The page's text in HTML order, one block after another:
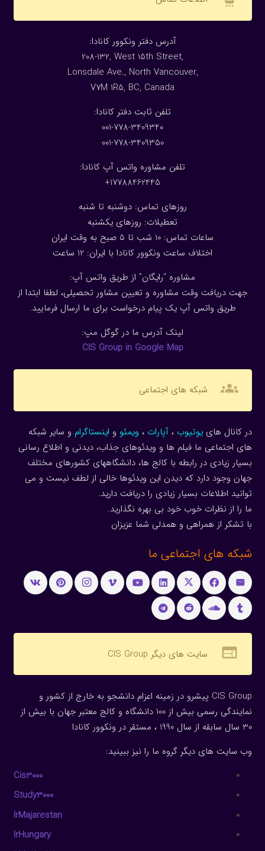
:آدرس دفتر ونکوور کانادا
208-132, West 15th Street,
Lonsdale Ave., North Vancouver,
V7M 1R5, BC, Canada
:تلفن ثابت دفتر کانادا
001-778-3409340
001-778-3409350
تلفن مشاوره واتس آپ کانادا:
17788462445+
روزهای تماس: دوشنبه تا شنبه
تعطیلات: روزهای یکشنبه
ساعات تماس: 10 شب تا 5 صبح به وقت ایران
اختلاف ساعت ونکوور کانادا با ایران: 1 2 ساعت
مشاوره “رایگان” از طریق واتس آپ:
جهت دریافت وقت مشاوره و تعیین مشاور تحصیلی، لطفا ابتدا از
طریق واتس آپ یک پیام درخواست برای ما ارسال فرمایید.
لینک آدرس ما در گوگل مپ:
CIS Group in Google Map
groups شبکه های اجتماعی
در کانال هاییوتیوب ، آپارات ، ویمئو و اینستاگرام و سایر شبکه
های اجتماعی ما فیلم ها و ویدئوهای جذاب، دیدنی و اطلاع رسانی
بسیار زیادی در رابطه با کالج ها، دانشگاههای کشورهای مختلف
جهان وجود دارد که دیدن این ویدئوها خالی از لطف نیست و می
توانید اطلاعات بسیار زیادی را دریافت دارید.
ما را از نظرات خوب خود بی بهره نگذارید.
با تشکر از همراهی و همدلی شما عزیزان
شبکه های اجتماعی ما
web سایت های دیگر CIS Group
CIS Group پیشرو در زمینه اعزام دانشجو به خارج از کشور و
نمایندگی رسمی بیش از 100 دانشگاه و کالج معتبر جهان با بیش از
30 سال سابقه از سال 1990 ، مستقر در ونکوور کانادا
وب سایت های دیگر گروه ما را نیز ببینید:
Cis3000
Study3000
IrMajarestan
IrHungary